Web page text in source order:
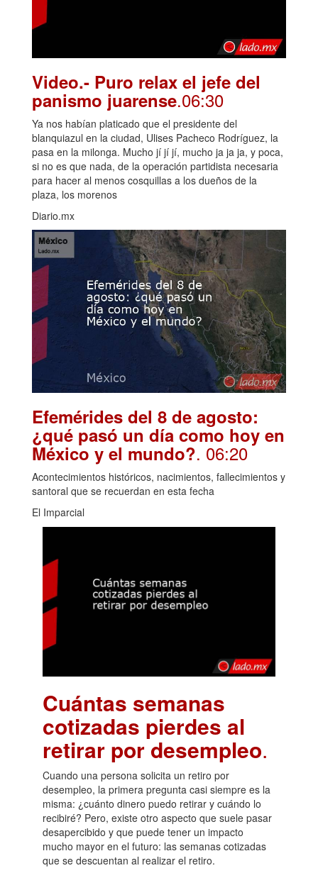
Video.- Puro relax el jefe del
panismo juarense.06:30
Ya nos habían platicado que el presidente del
blanquiazul en la ciudad, Ulises Pacheco Rodríguez, la
pasa en la milonga. Mucho jí jí jí, mucho ja ja ja, y poca,
si no es que nada, de la operación partidista necesaria
para hacer al menos cosquillas a los dueños de la
plaza, los morenos
Diario.mx
Efemérides del 8 de agosto:
¿qué pasó un día como hoy en
México y el mundo?. 06:20
Acontecimientos históricos, nacimientos, fallecimientos y
santoral que se recuerdan en esta fecha
El Imparcial
Cuántas semanas
cotizadas pierdes al
retirar por desempleo.
Cuando una persona solicita un retiro por
desempleo, la primera pregunta casi siempre es la
misma: ¿cuánto dinero puedo retirar y cuándo lo
recibiré? Pero, existe otro aspecto que suele pasar
desapercibido y que puede tener un impacto
mucho mayor en el futuro: las semanas cotizadas
que se descuentan al realizar el retiro.